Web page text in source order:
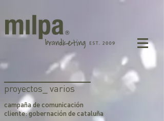
proyectos_ varios
campaña de comunicación
cliente: gobernación de cataluña